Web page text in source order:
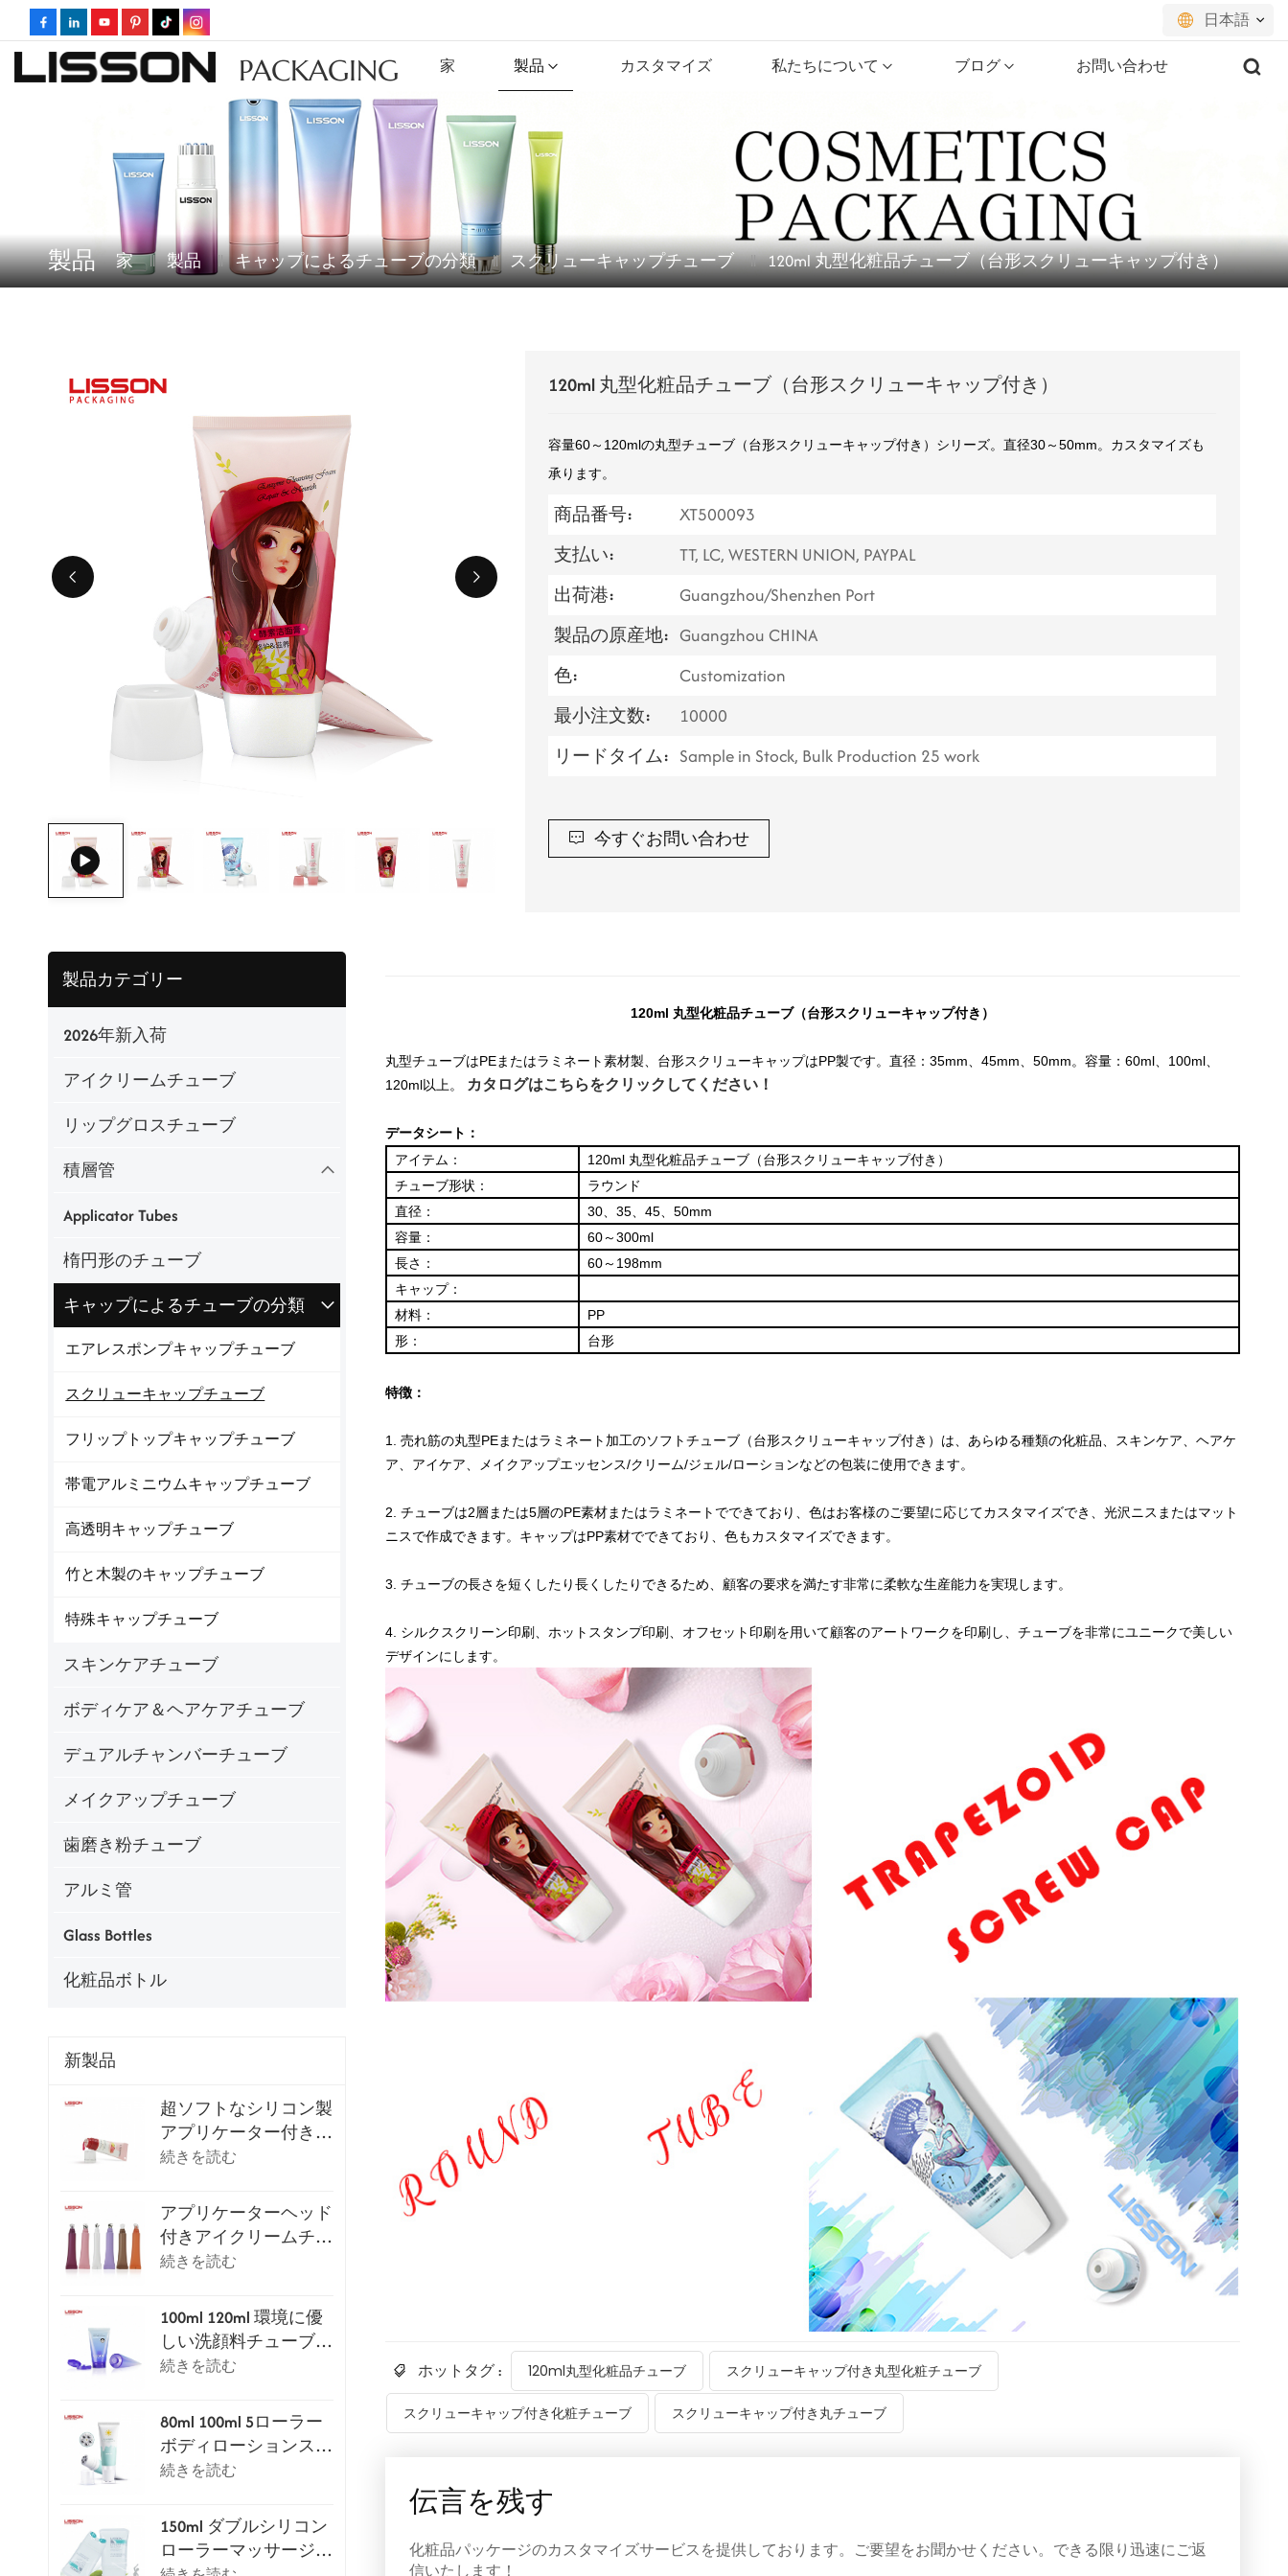
日本語
русский
español
português
ไทย
PACKAGING 家 製品 カスタマイズ 私たちについて ブログ お問い合わせ
製品 家 製品 キャップによるチューブの分類 スクリューキャップチューブ 120ml 丸型化粧品チューブ（台形スクリューキャップ付き）
120ml 丸型化粧品チューブ（台形スクリューキャップ付き）
容量60～120mlの丸型チューブ（台形スクリューキャップ付き）シリーズ。直径30～50mm。カスタマイズも
承ります。
商品番号:
XT500093
支払い:
TT, LC, WESTERN UNION, PAYPAL
出荷港:
Guangzhou/Shenzhen Port
製品の原産地: Guangzhou CHINA
色:
Customization
最小注文数:
10000
リードタイム: Sample in Stock, Bulk Production 25 work
今すぐお問い合わせ
製品カテゴリー
2026年新入荷
アイクリームチューブ
リップグロスチューブ
積層管
Applicator Tubes
楕円形のチューブ
キャップによるチューブの分類
エアレスポンプキャップチューブ
スクリューキャップチューブ
フリップトップキャップチューブ
帯電アルミニウムキャップチューブ
高透明キャップチューブ
竹と木製のキャップチューブ
特殊キャップチューブ
スキンケアチューブ
ボディケア＆ヘアケアチューブ
デュアルチャンバーチューブ
メイクアップチューブ
歯磨き粉チューブ
アルミ管
Glass Bottles
化粧品ボトル
新製品
超ソフトなシリコン製
アプリケーター付きリ
ップグロスチューブ
続きを読む
アプリケーターヘッド
付きアイクリームチュ
ーブパッケージシリー
続きを読む
100ml 120ml 環境に優
しい洗顔料チューブ
（フリップトップキャ
続きを読む
80ml 100ml 5ローラー
ボディローションスク
レイピングマッサージ
続きを読む
150ml ダブルシリコン
ローラーマッサージ化
120ml 丸型化粧品チューブ（台形スクリューキャップ付き）
丸型チューブはPEまたはラミネート素材製、台形スクリューキャップはPP製です。直径：35mm、45mm、50mm。容量：60ml、100ml、
120ml以上。
カタログはこちらをクリックしてください！
データシート：
アイテム：
120ml 丸型化粧品チューブ（台形スクリューキャップ付き）
チューブ形状：
ラウンド
直径：
30、35、45、50mm
容量：
60～300ml
長さ：
60～198mm
キャップ：
材料：
PP
形：
台形
特徴：
1. 売れ筋の丸型PEまたはラミネート加工のソフトチューブ（台形スクリューキャップ付き）は、あらゆる種類の化粧品、スキンケア、ヘアケ
ア、アイケア、メイクアップエッセンス/クリーム/ジェル/ローションなどの包装に使用できます。
2. チューブは2層または5層のPE素材またはラミネートでできており、色はお客様のご要望に応じてカスタマイズでき、光沢ニスまたはマット
ニスで作成できます。キャップはPP素材でできており、色もカスタマイズできます。
3. チューブの長さを短くしたり長くしたりできるため、顧客の要求を満たす非常に柔軟な生産能力を実現します。
4. シルクスクリーン印刷、ホットスタンプ印刷、オフセット印刷を用いて顧客のアートワークを印刷し、チューブを非常にユニークで美しい
デザインにします。
ホットタグ : 120ml丸型化粧品チューブ スクリューキャップ付き丸型化粧チューブ
スクリューキャップ付き化粧チューブ スクリューキャップ付き丸チューブ
伝言を残す
化粧品パッケージのカスタマイズサービスを提供しております。ご要望をお聞かせください。できる限り迅速にご返
信いたします！